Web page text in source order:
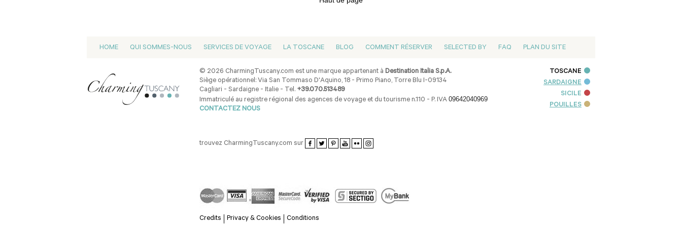
HOME QUI SOMMES-NOUS SERVICES DE VOYAGE LA TOSCANE BLOG COMMENT RÉSERVER SELECTED BY FAQ PLAN DU SITE
© 2026 CharmingTuscany.com est une marque appartenant àDestination Italia S.p.A.
Siège opérationnel: Via San Tommaso D'Aquino, 18 - Primo Piano, Torre Blu I-09134
Cagliari - Sardaigne - Italie - Tel. +39.070.513489
Immatriculé au registre régional des agences de voyage et du tourisme n.110 - P. IVA09642040969
CONTACTEZ NOUS
trouvez CharmingTuscany.com sur
Credits Privacy & Cookies Conditions
TOSCANE
SARDAIGNE
SICILE
POUILLES